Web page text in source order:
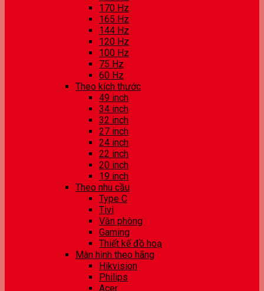
170 Hz
165 Hz
144 Hz
120 Hz
100 Hz
75 Hz
60 Hz
Theo kích thước
49 inch
34 inch
32 inch
27 inch
24 inch
22 inch
20 inch
19 inch
Theo nhu cầu
Type C
Tivi
Văn phòng
Gaming
Thiết kế đồ hoạ
Màn hình theo hãng
Hikvision
Philips
Acer